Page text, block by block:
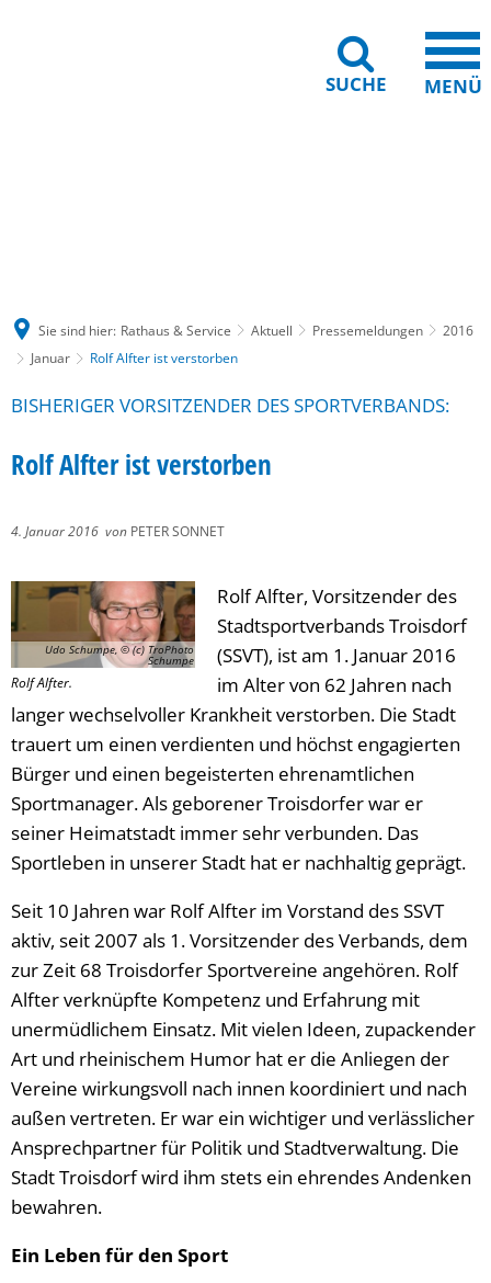
SUCHE MENÜ
Sie sind hier: Rathaus & Service Aktuell Pressemeldungen
2016
Januar
Rolf Alfter ist verstorben
BISHERIGER VORSITZENDER DES SPORTVERBANDS:
Rolf Alfter ist verstorben
4. Januar 2016 von PETER SONNET
Udo Schumpe, © (c) TroPhoto
Schumpe
Rolf Alfter.
Rolf Alfter, Vorsitzender des
Stadtsportverbands Troisdorf
(SSVT), ist am 1. Januar 2016
im Alter von 62 Jahren nach
langer wechselvoller Krankheit verstorben. Die Stadt
trauert um einen verdienten und höchst engagierten
Bürger und einen begeisterten ehrenamtlichen
Sportmanager. Als geborener Troisdorfer war er
seiner Heimatstadt immer sehr verbunden. Das
Sportleben in unserer Stadt hat er nachhaltig geprägt.
Seit 10 Jahren war Rolf Alfter im Vorstand des SSVT
aktiv, seit 2007 als 1. Vorsitzender des Verbands, dem
zur Zeit 68 Troisdorfer Sportvereine angehören. Rolf
Alfter verknüpfte Kompetenz und Erfahrung mit
unermüdlichem Einsatz. Mit vielen Ideen, zupackender
Art und rheinischem Humor hat er die Anliegen der
Vereine wirkungsvoll nach innen koordiniert und nach
außen vertreten. Er war ein wichtiger und verlässlicher
Ansprechpartner für Politik und Stadtverwaltung. Die
Stadt Troisdorf wird ihm stets ein ehrendes Andenken
bewahren.
Ein Leben für den Sport